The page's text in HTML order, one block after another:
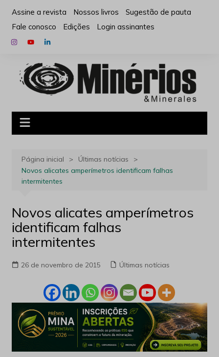
para
conteúdo
Assine a revista Nossos livros
Sugestão de pauta
Fale conosco
Edições Login assinantes
Página inicial
Últimas notícias
Novos alicates amperímetros identificam falhas
intermitentes
Novos alicates amperímetros
identificam falhas
intermitentes
26 de novembro de 2015 Últimas notícias